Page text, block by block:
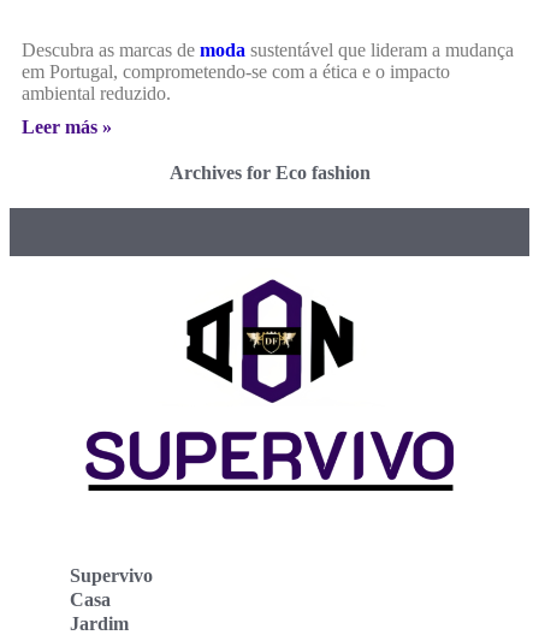
Descubra as marcas de moda sustentável que lideram a mudança
em Portugal, comprometendo-se com a ética e o impacto
ambiental reduzido.
Leer más »
Archives for Eco fashion
Supervivo
Casa
Jardim